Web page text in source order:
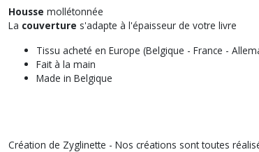
Housse mollétonnée
La couverture s'adapte à l'épaisseur de votre livre
Tissu acheté en Europe (Belgique - France -
Fait à la main
Made in Belgique
Création de Zyglinette - Nos créations sont toutes